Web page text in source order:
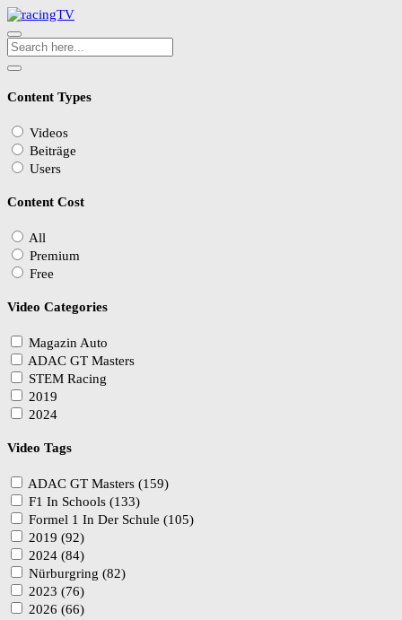
Content Types
Videos
Beiträge
Users
Content Cost
All
Premium
Free
Video Categories
Magazin Auto
ADAC GT Masters
STEM Racing
2019
2024
Video Tags
ADAC GT Masters (159)
F1 In Schools (133)
Formel 1 In Der Schule (105)
2019 (92)
2024 (84)
Nürburgring (82)
2023 (76)
2026 (66)